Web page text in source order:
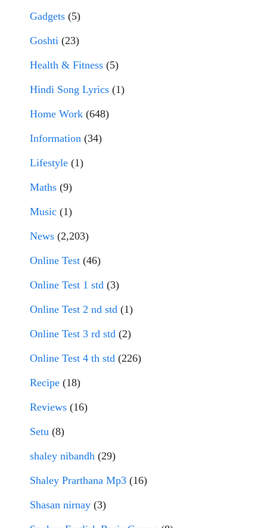
Gadgets (5)
Goshti (23)
Health & Fitness (5)
Hindi Song Lyrics (1)
Home Work (648)
Information (34)
Lifestyle (1)
Maths (9)
Music (1)
News (2,203)
Online Test (46)
Online Test 1 std (3)
Online Test 2 nd std (1)
Online Test 3 rd std (2)
Online Test 4 th std (226)
Recipe (18)
Reviews (16)
Setu (8)
shaley nibandh (29)
Shaley Prarthana Mp3 (16)
Shasan nirnay (3)